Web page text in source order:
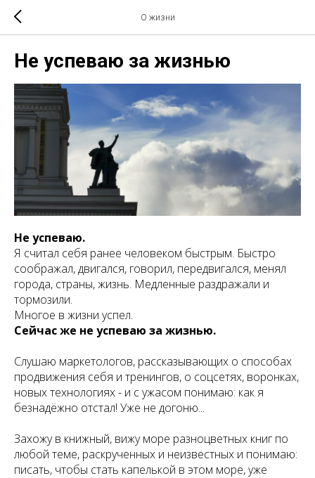
О жизни
Не успеваю за жизнью
Не успеваю.
Я считал себя ранее человеком быстрым. Быстро
соображал, двигался, говорил, передвигался, менял
города, страны, жизнь. Медленные раздражали и
тормозили.
Многое в жизни успел.
Сейчас же не успеваю за жизнью.
Слушаю маркетологов, рассказывающих о способах
продвижения себя и тренингов, о соцсетях, воронках,
новых технологиях - и с ужасом понимаю: как я
безнадёжно отстал! Уже не догоню...
Захожу в книжный, вижу море разноцветных книг по
любой теме, раскрученных и неизвестных и понимаю:
писать, чтобы стать капелькой в этом море, уже